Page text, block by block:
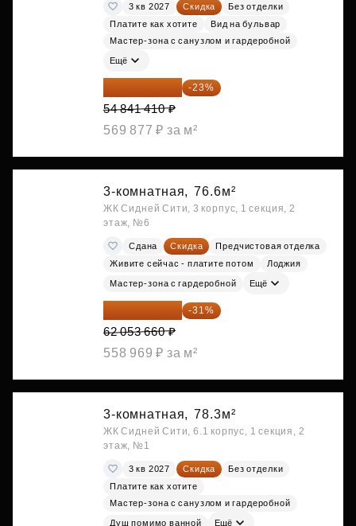
3 кв 2027 Скидка
Без отделки
Платите как хотите
Вид на бульвар
Мастер-зона с санузлом и гардеробной
Ещё
42 227 886 ₽ -23%
54 841 410 ₽
569 877 ₽ за м²
3-комнатная, 76.6м²
ЖК Сидней Сити, 3 корпус, 1 секция, 2
этаж, №6
Сдана Скидка
Предчистовая отделка
Живите сейчас - платите потом
Лоджия
Мастер-зона с гардеробной Ещё
42 817 025 ₽ -31%
62 053 660 ₽
558 969 ₽ за м²
3-комнатная, 78.3м²
ЖК Сидней Сити, 6.1 корпус, 1 секция, 2
этаж, №1
3 кв 2027 Скидка
Без отделки
Платите как хотите
Мастер-зона с санузлом и гардеробной
Душ помимо ванной Ещё